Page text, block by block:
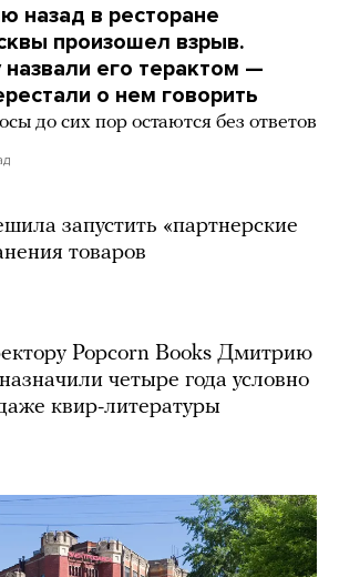
назад в ресторане
произошел взрыв.
назвали его терактом —
о нем говорить
до сих пор остаются без ответов
запустить «партнерские
товаров
Popcorn Books Дмитрию
четыре года условно
квир-литературы